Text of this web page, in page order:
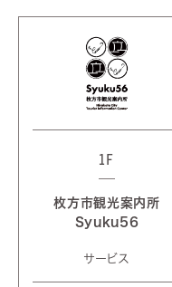
1F
枚方市観光案内所
Syuku56
サービス